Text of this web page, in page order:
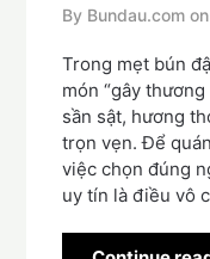
By Bundau.com on
Trong mẹt bún
món “gây
sần sật, hương
trọn vẹn. Để
việc chọn đúng
uy tín là điều vô